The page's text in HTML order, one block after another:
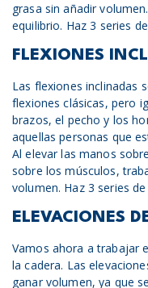
grasa sin añadir
equilibrio. Haz 3 series
FLEXIONES
Las flexiones inclinadas
flexiones clásicas, pero
brazos, el pecho y los
aquellas personas que
Al elevar las manos
sobre los músculos,
volumen. Haz 3 series
ELEVACIONES
Vamos ahora a trabajar
la cadera. Las
ganar volumen, ya que